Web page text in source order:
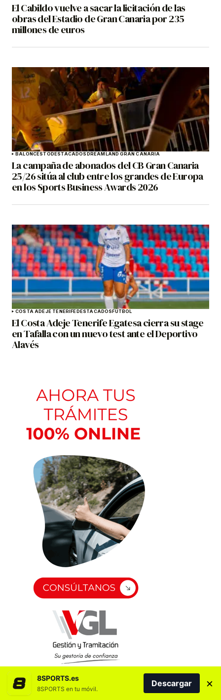
El Cabildo vuelve a sacar la licitación de las
obras del Estadio de Gran Canaria por 235
millones de euros
BALONCESTODESTACADOSDREAMLAND GRAN CANARIA
La campaña de abonados del CB Gran Canaria
25/26 sitúa al club entre los grandes de Europa
en los Sports Business Awards 2026
COSTA ADEJE TENERIFEDESTACADOSFÚTBOL
El Costa Adeje Tenerife Egatesa cierra su stage
en Tafalla con un nuevo test ante el Deportivo
Alavés
8SPORTS.es
8SPORTS en tu móvil.
Descargar ×